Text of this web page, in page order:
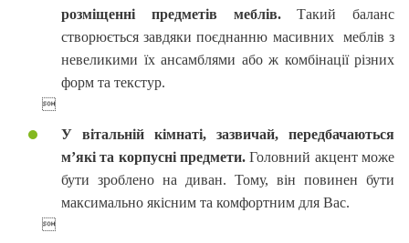
розміщенні предметів меблів.Такий баланс
створюється завдяки поєднанню масивних меблів з
невеликими їх ансамблями або ж комбінації різних
форм та текстур.

У вітальній кімнаті, зазвичай, передбачаються
м’які та корпусні предмети. Головний акцент може
бути зроблено на диван. Тому, він повинен бути
максимально якісним та комфортним для Вас.
